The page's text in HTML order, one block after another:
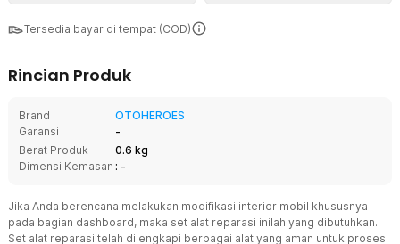
Tersedia bayar di tempat (COD)
Rincian Produk
Brand
OTOHEROES
Garansi
-
Berat Produk
0.6 kg
Dimensi Kemasan : -
Jika Anda berencana melakukan modifikasi interior mobil khususnya
pada bagian dashboard, maka set alat reparasi inilah yang dibutuhkan.
Set alat reparasi telah dilengkapi berbagai alat yang aman untuk proses